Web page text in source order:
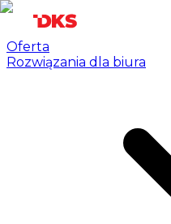
Oferta
Rozwiązania dla biura